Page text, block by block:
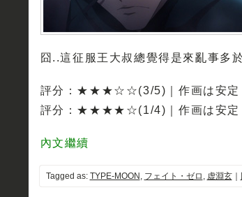
囧..這征服王大叔總覺得是來亂事多
評分：★★★☆☆(3/5)｜作画は安定
評分：★★★★☆(1/4)｜作画は安定
內文繼續
Tagged as: TYPE-MOON , フェイト・ゼロ , 虚淵玄｜